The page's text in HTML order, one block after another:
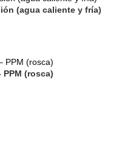
(agua caliente y fría)
(rosca)